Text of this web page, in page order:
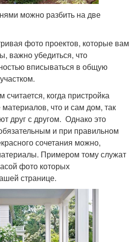
можно разбить на две
фото проектов, которые вам
важно убедиться, что
вписываться в общую
когда пристройка
материалов, что и сам дом, так
друг с другом. Однако это
и при правильном
сочетания можно,
Примером тому служат
фото которых
странице.